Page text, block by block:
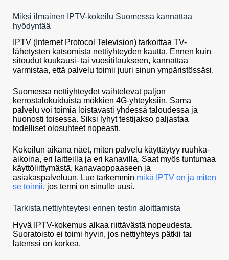
Miksi ilmainen IPTV-kokeilu Suomessa kannattaa
hyödyntää
IPTV (Internet Protocol Television) tarkoittaa TV-
lähetysten katsomista nettiyhteyden kautta. Ennen kuin
sitoudut kuukausi- tai vuositilaukseen, kannattaa
varmistaa, että palvelu toimii juuri sinun ympäristössäsi.
Suomessa nettiyhteydet vaihtelevat paljon
kerrostalokuiduista mökkien 4G-yhteyksiin. Sama
palvelu voi toimia loistavasti yhdessä taloudessa ja
huonosti toisessa. Siksi lyhyt testijakso paljastaa
todelliset olosuhteet nopeasti.
Kokeilun aikana näet, miten palvelu käyttäytyy ruuhka-
aikoina, eri laitteilla ja eri kanavilla. Saat myös tuntumaa
käyttöliittymästä, kanavaoppaaseen ja
asiakaspalveluun. Lue tarkemmin mikä IPTV on ja miten
se toimii, jos termi on sinulle uusi.
Tarkista nettiyhteytesi ennen testin aloittamista
Hyvä IPTV-kokemus alkaa riittävästä nopeudesta.
Suoratoisto ei toimi hyvin, jos nettiyhteys pätkii tai
latenssi on korkea.